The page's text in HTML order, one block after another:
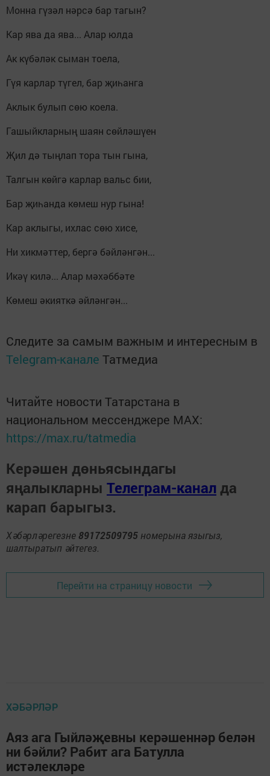
Монна гүзәл нәрсә бар тагын?
Кар ява да ява... Алар юлда
Ак күбәләк сыман тоела,
Гүя карлар түгел, бар җиһанга
Аклык булып сөю коела.
Гашыйкларның шаян сөйләшүен
Җил дә тыңлап тора тын гына,
Талгын көйгә карлар вальс бии,
Бар җиһанда көмеш нур гына!
Кар аклыгы, ихлас сөю хисе,
Ни хикмәттер, бергә бәйләнгән...
Икәү килә... Алар мәхәббәте
Көмеш әкияткә әйләнгән...
Следите за самым важным и интересным в
Telegram-канале Татмедиа
Читайте новости Татарстана в
национальном мессенджере MАХ:
https://max.ru/tatmedia
Керәшен дөньясындагы
яңалыкларны Телеграм-канал да
карап барыгыз.
Хәбәрләрегезне 89172509795 номерына языгыз,
шалтыратып әйтегез.
Перейти на страницу новости
ХӘБӘРЛӘР
Аяз ага Гыйләҗевны керәшеннәр белән
ни бәйли? Рабит ага Батулла
истәлекләре